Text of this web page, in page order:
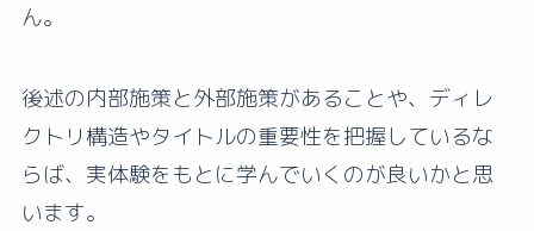
ん。
後述の内部施策と外部施策があることや、ディレ
クトリ構造やタイトルの重要性を把握しているな
らば、実体験をもとに学んでいくのが良いかと思
います。